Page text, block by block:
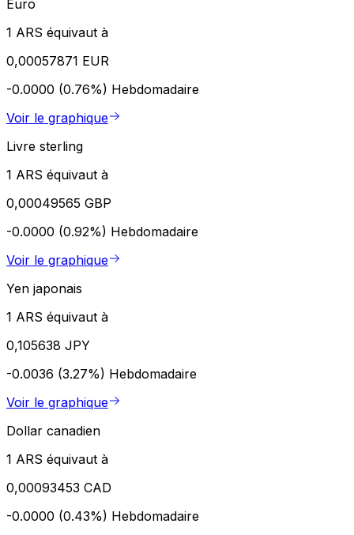
Euro
1 ARS équivaut à
0,00057871 EUR
-0.0000 (0.76%) Hebdomadaire
Voir le graphique
Livre sterling
1 ARS équivaut à
0,00049565 GBP
-0.0000 (0.92%) Hebdomadaire
Voir le graphique
Yen japonais
1 ARS équivaut à
0,105638 JPY
-0.0036 (3.27%) Hebdomadaire
Voir le graphique
Dollar canadien
1 ARS équivaut à
0,00093453 CAD
-0.0000 (0.43%) Hebdomadaire